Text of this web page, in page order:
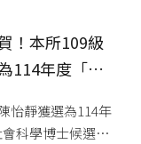
！本所109級
114年度「中
怡靜獲選為114年
科學博士候選人